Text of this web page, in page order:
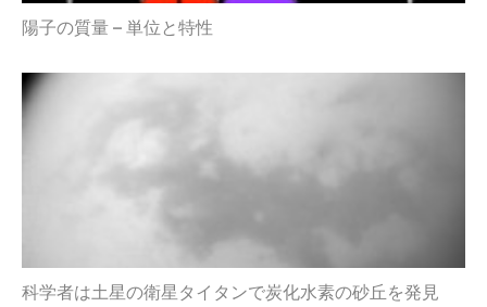
陽子の質量 – 単位と特性
科学者は土星の衛星タイタンで炭化水素の砂丘を発見